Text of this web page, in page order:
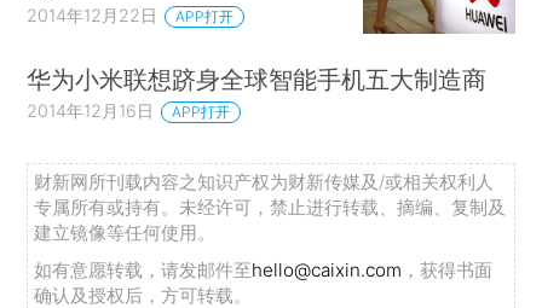
2014年12月22日 APP打开
华为小米联想跻身全球智能手机五大制造商
2014年12月16日 APP打开
财新网所刊载内容之知识产权为财新传媒及/或相关权利人
专属所有或持有。未经许可，禁止进行转载、摘编、复制及
建立镜像等任何使用。
如有意愿转载，请发邮件至hello@caixin.com ，获得书面
确认及授权后，方可转载。